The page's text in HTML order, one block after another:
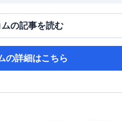
の記事を読む
の詳細はこちら